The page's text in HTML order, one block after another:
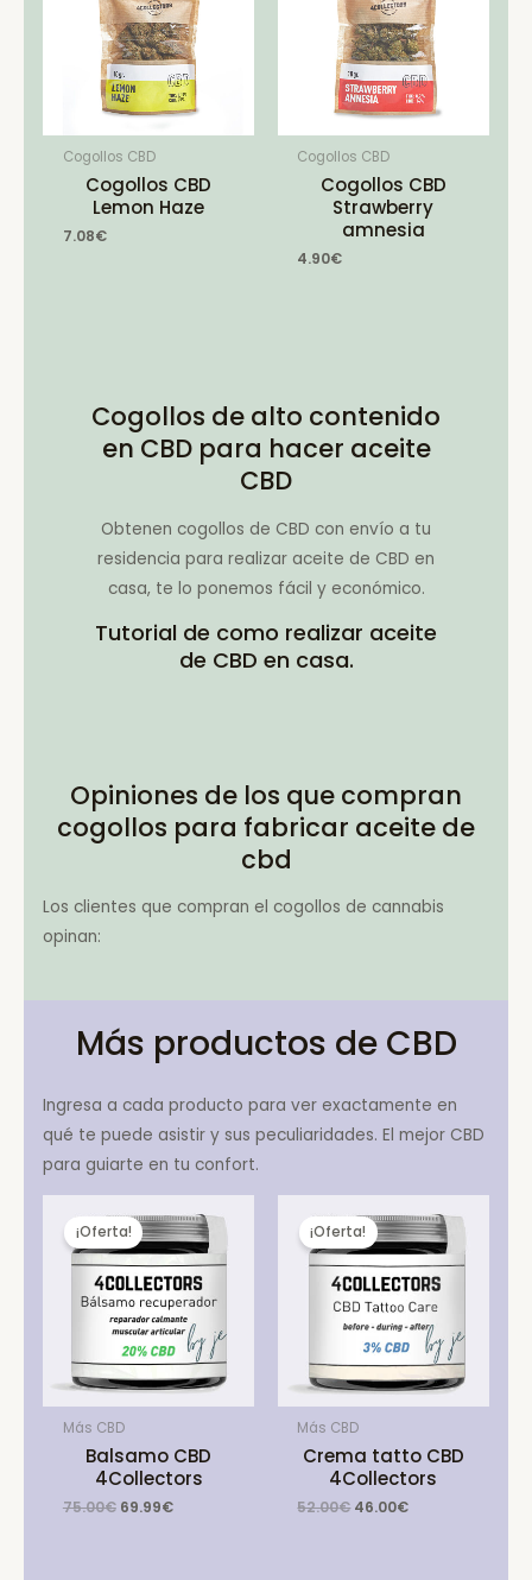
Cogollos CBD
Cogollos CBD
Lemon Haze
7.08€
Cogollos CBD
Cogollos CBD
Strawberry
amnesia
4.90€
Cogollos de alto contenido
en CBD para hacer aceite
CBD
Obtenen cogollos de CBD con envío a tu
residencia para realizar aceite de CBD en
casa, te lo ponemos fácil y económico.
Tutorial de como realizar aceite
de CBD en casa.
Opiniones de los que compran
cogollos para fabricar aceite de
cbd
Los clientes que compran el cogollos de cannabis
opinan:
Más productos de CBD
Ingresa a cada producto para ver exactamente en
qué te puede asistir y sus peculiaridades. El mejor CBD
para guiarte en tu confort.
¡Oferta!
Más CBD
Balsamo CBD
4Collectors
75.00€ Original
69.99€Current
¡Oferta!
Más CBD
Crema tatto CBD
4Collectors
52.00€ Original
46.00€Current